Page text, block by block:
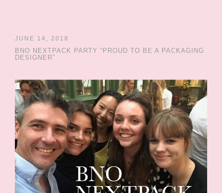
JUNE 14, 2018
BNO NEXTPACK PARTY “PROUD TO BE A PACKAGING
DESIGNER”